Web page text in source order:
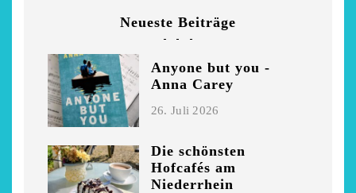
Neueste Beiträge
Anyone but you -
Anna Carey
26. Juli 2026
Die schönsten
Hofcafés am
Niederrhein